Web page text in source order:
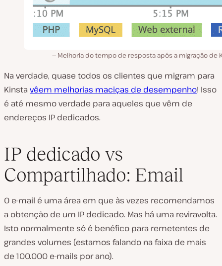
Melhoria do tempo de resposta após a migração de
Na verdade, quase todos os clientes que migram para
Kinsta vêem melhorias maciças de desempenho! Isso
é até mesmo verdade para aqueles que vêm de
endereços IP dedicados.
IP dedicado vs
Compartilhado: Email
O e-mail é uma área em que às vezes recomendamos
a obtenção de um IP dedicado. Mas há uma reviravolta.
Isto normalmente só é benéfico para remetentes de
grandes volumes (estamos falando na faixa de mais
de 100.000 e-mails por ano).